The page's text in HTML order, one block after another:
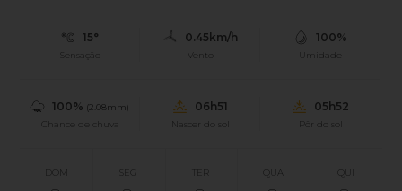
15°
Sensação
0.45km/h
Vento
100%
Umidade
100% (2.08mm)
Chance de chuva
06h51
Nascer do sol
05h52
Pôr do sol
DOM SEG TER QUA